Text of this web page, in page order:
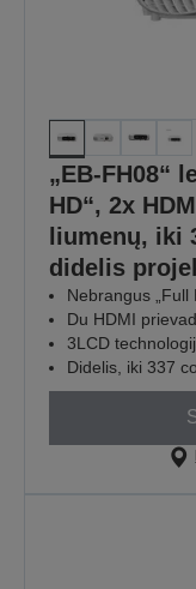
„EB-FH08“
HD“, 2x
liumenų, iki
didelis
Nebrangus „Full
Du HDMI
3LCD
Didelis, iki 337